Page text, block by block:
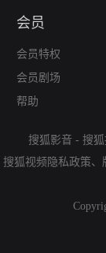
会员
会员特权
会员剧场
帮助
搜狐影音 - 搜
搜狐视频隐私政策、